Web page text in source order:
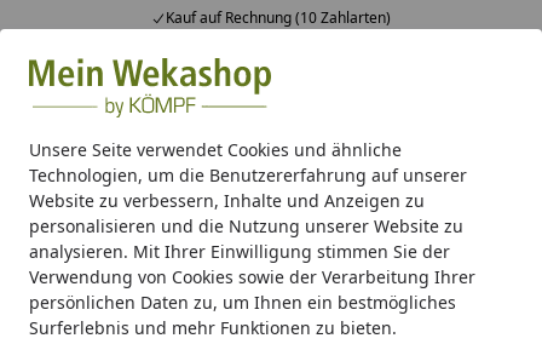
Unsere Seite verwendet Cookies und ähnliche
Technologien, um die Benutzererfahrung auf unserer
Website zu verbessern, Inhalte und Anzeigen zu
personalisieren und die Nutzung unserer Website zu
analysieren. Mit Ihrer Einwilligung stimmen Sie der
Verwendung von Cookies sowie der Verarbeitung Ihrer
persönlichen Daten zu, um Ihnen ein bestmögliches
Surferlebnis und mehr Funktionen zu bieten.
Kauf auf Rechnung (10 Zahlarten)
Alle Produkte
Mein Konto
Suchen
Startseite
Gartenhaus Holz Gartenhaus Zubehör EPDM Dachfolie
EPDM Folienset Nr. 57 - 396 x 900 cm